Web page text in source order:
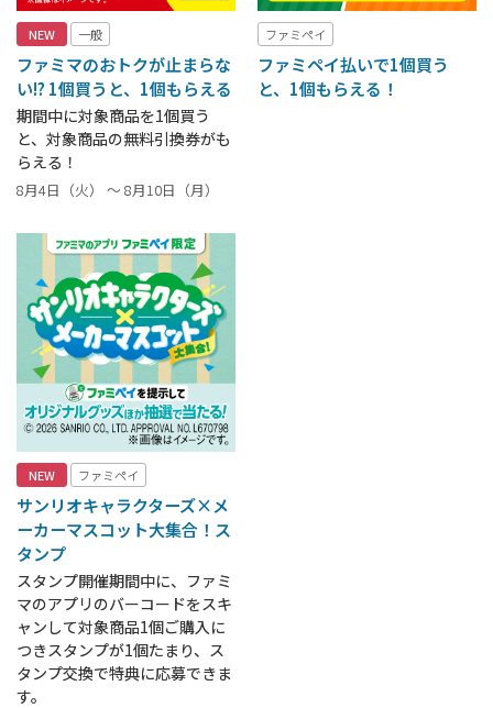
NEW 一般
ファミマのおトクが止まらな
い!? 1個買うと、1個もらえる
期間中に対象商品を1個買う
と、対象商品の無料引換券がも
らえる！
8月4日（火） ～ 8月10日（月）
ファミペイ
ファミペイ払いで1個買う
と、1個もらえる！
NEW ファミペイ
サンリオキャラクターズ×メ
ーカーマスコット大集合！ス
タンプ
スタンプ開催期間中に、ファミ
マのアプリのバーコードをスキ
ャンして対象商品1個ご購入に
つきスタンプが1個たまり、ス
タンプ交換で特典に応募できま
す。